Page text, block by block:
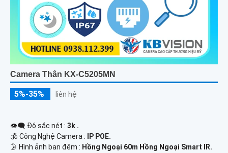
Camera Thân KX-C5205MN
5%-35% liên hệ
👁️‍🗨 Độ sắc nét : 3k .
🕉️ Công Nghệ Camera :
IP POE.
🌛 Hình ảnh ban đêm : Hồng Ngoại 60m Hồng Ngoại Smart IR.